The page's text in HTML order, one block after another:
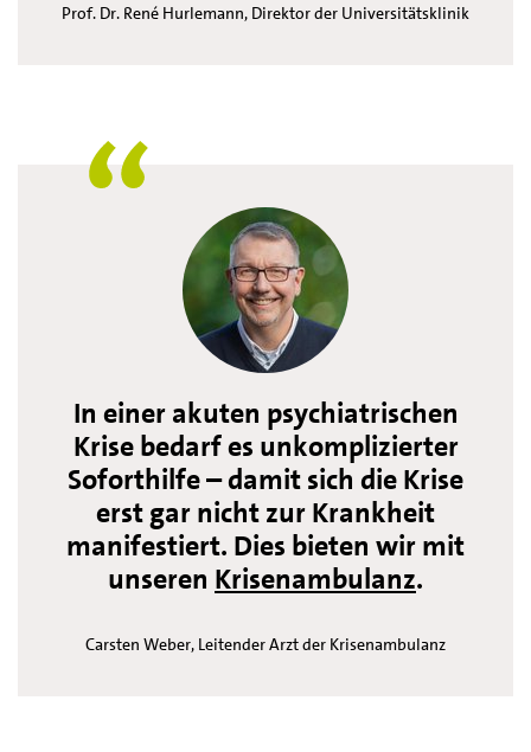
Prof. Dr. René Hurlemann, Direktor der Universitätsklinik
In einer akuten psychiatrischen
Krise bedarf es unkomplizierter
Soforthilfe – damit sich die Krise
erst gar nicht zur Krankheit
manifestiert. Dies bieten wir mit
unseren Krisenambulanz.
Carsten Weber, Leitender Arzt der Krisenambulanz